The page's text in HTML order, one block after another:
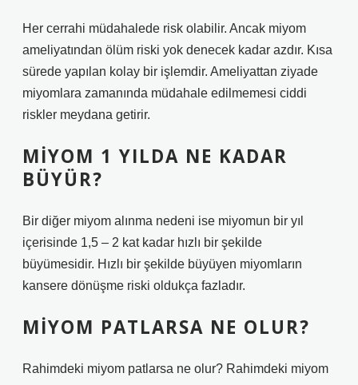
Her cerrahi müdahalede risk olabilir. Ancak miyom
ameliyatından ölüm riski yok denecek kadar azdır. Kısa
sürede yapılan kolay bir işlemdir. Ameliyattan ziyade
miyomlara zamanında müdahale edilmemesi ciddi
riskler meydana getirir.
MIYOM 1 YILDA NE KADAR
BÜYÜR?
Bir diğer miyom alınma nedeni ise miyomun bir yıl
içerisinde 1,5 – 2 kat kadar hızlı bir şekilde
büyümesidir. Hızlı bir şekilde büyüyen miyomların
kansere dönüşme riski oldukça fazladır.
MIYOM PATLARSA NE OLUR?
Rahimdeki miyom patlarsa ne olur? Rahimdeki miyom